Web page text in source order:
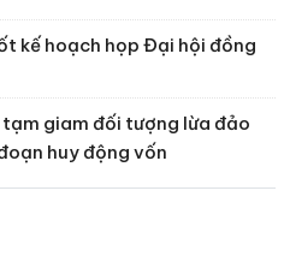
kế hoạch họp Đại hội đồng
giam đối tượng lừa đảo
huy động vốn